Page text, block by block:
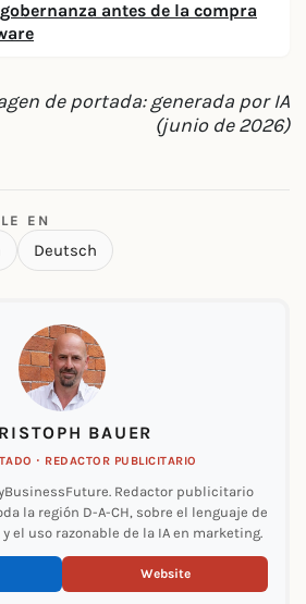
antes de la compra
de portada: generada por IA
(junio de 2026)
EN
Deutsch
BAUER
· REDACTOR PUBLICITARIO
Redactor publicitario
la región D-A-CH, sobre el lenguaje de
el uso razonable de la IA en marketing.
Website